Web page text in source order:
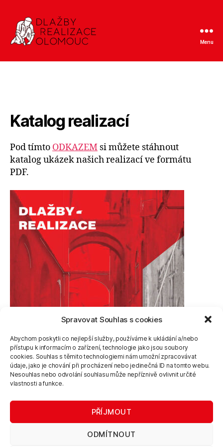
Spravovat Souhlas s cookies
Abychom poskytli co nejlepší služby, používáme k ukládání a/nebo
přístupu k informacím o zařízení, technologie jako jsou soubory
cookies. Souhlas s těmito technologiemi nám umožní zpracovávat
údaje, jako je chování při procházení nebo jedinečná ID na tomto webu.
Nesouhlas nebo odvolání souhlasu může nepříznivě ovlivnit určité
vlastnosti a funkce.
PŘÍJMOUT
ODMÍTNOUT
–
Menu
Katalog realizací
Pod tímto ODKAZEM si můžete stáhnout
katalog ukázek našich realizací ve formátu
PDF.